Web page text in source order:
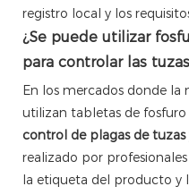
registro local y los
¿Se puede utilizar
para controlar las
En los mercados donde
utilizan tabletas de
control de plagas de tuzas
realizado por
la etiqueta del producto y